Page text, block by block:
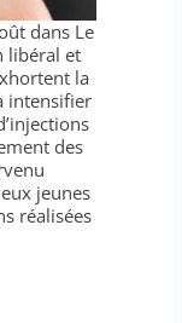
dans Le
libéral et
la
intensifier
des
jeunes
réalisées